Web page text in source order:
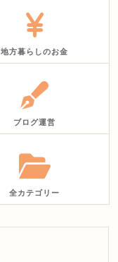
地方暮らしのお金
ブログ運営
全カテゴリー